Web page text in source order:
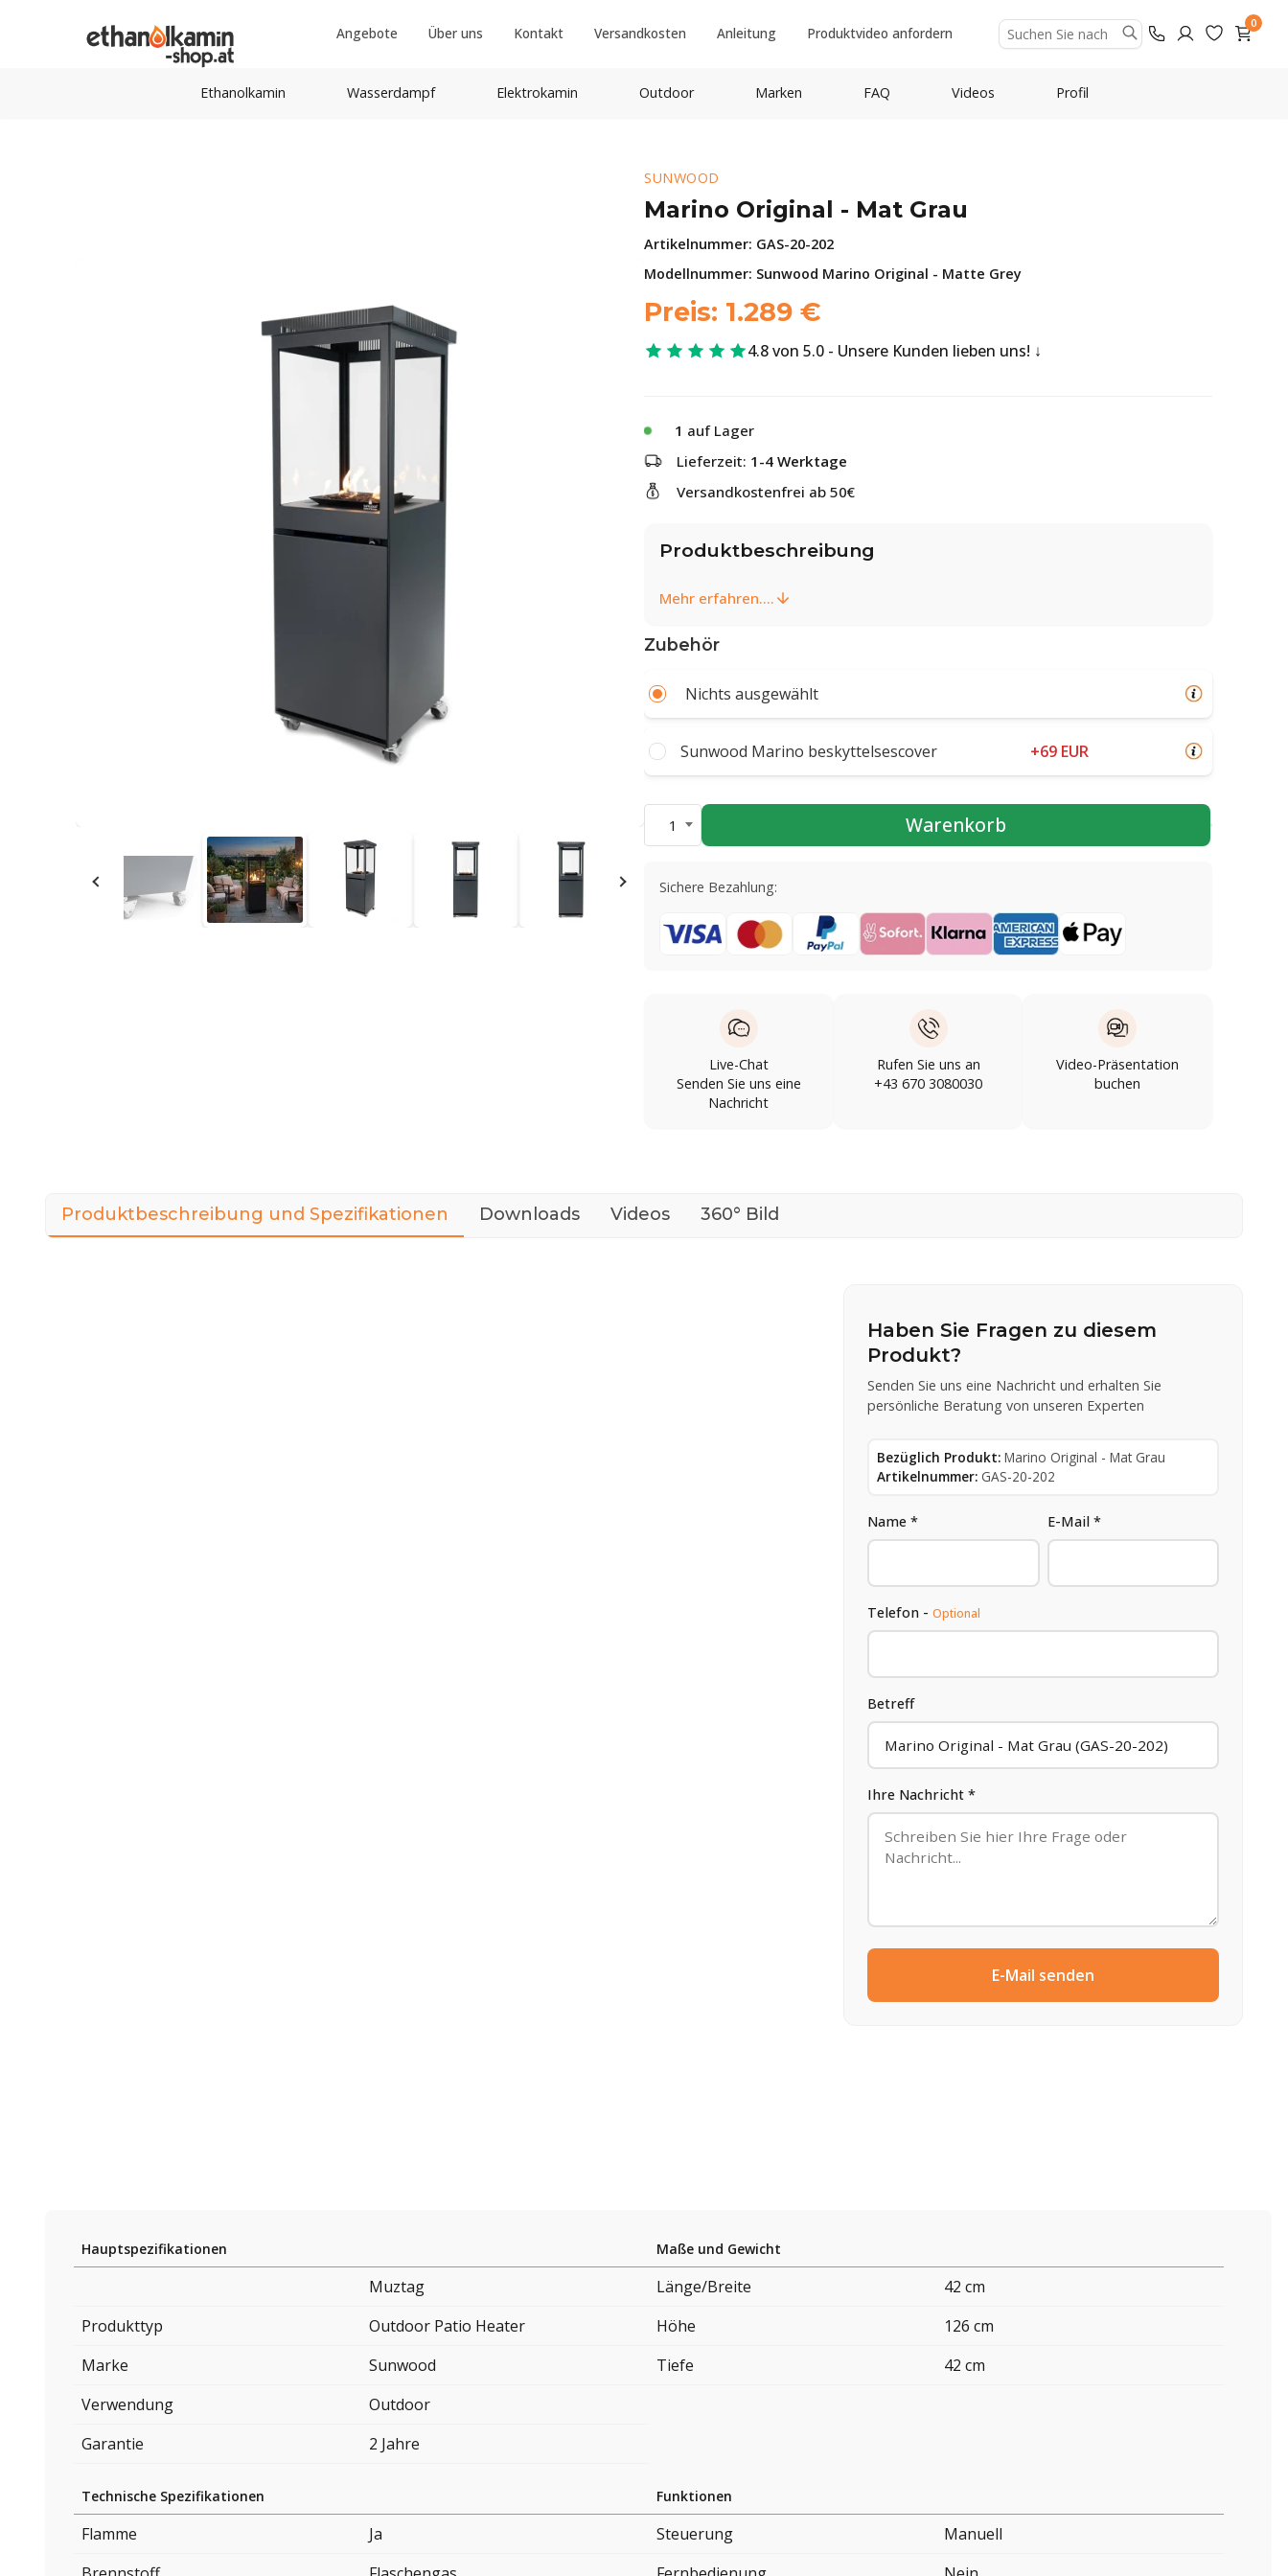
Angebote Über uns Kontakt Versandkosten Anleitung Produktvideo anfordern
0
Ethanolkamin Wasserdampf Elektrokamin Outdoor Marken FAQ Videos Profil
SUNWOOD
Marino Original - Mat Grau
Artikelnummer: GAS-20-202
Modellnummer: Sunwood Marino Original - Matte Grey
Preis: 1.289 €
4.8 von 5.0 - Unsere Kunden lieben uns!
1 auf Lager
Lieferzeit: 1-4 Werktage
Versandkostenfrei ab 50€
Produktbeschreibung
Mehr erfahren....
Zubehör
Nichts ausgewählt
Sunwood Marino beskyttelsescover +69 EUR
1 Warenkorb
Sichere Bezahlung:
Live-Chat
Senden Sie uns eine
Nachricht
Rufen Sie uns an
+43 670 3080030
Video-Präsentation
buchen
Produktbeschreibung und Spezifikationen Downloads Videos 360° Bild
Haben Sie Fragen zu diesem
Produkt?
Senden Sie uns eine Nachricht und erhalten Sie
persönliche Beratung von unseren Experten
Bezüglich Produkt: Marino Original - Mat Grau
Artikelnummer: GAS-20-202
Name * E-Mail *
Telefon -Optional
Betreff
Ihre Nachricht *
E-Mail senden
Hauptspezifikationen
Muztag
Produkttyp
Outdoor Patio Heater
Marke
Sunwood
Verwendung
Outdoor
Garantie
2 Jahre
Maße und Gewicht
Länge/Breite
42 cm
Höhe
126 cm
Tiefe
42 cm
Technische Spezifikationen
Flamme
Ja
Funktionen
Steuerung
Manuell